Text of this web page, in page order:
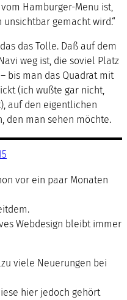
Hamburger-Menu ist,
gemacht wird.“
das Tolle. Daß auf dem
weg ist, die soviel Platz
bis man das Quadrat mit
(ich wußte gar nicht,
auf den eigentlichen
den man sehen möchte.
vor ein paar Monaten
Webdesign bleibt immer
viele Neuerungen bei
hier jedoch gehört